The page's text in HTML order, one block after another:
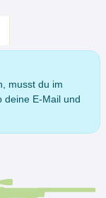
musst du im
deine E-Mail und